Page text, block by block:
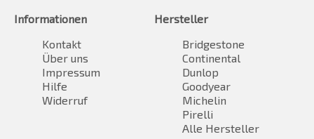
Informationen
Kontakt
Über uns
Impressum
Hilfe
Widerruf
Hersteller
Bridgestone
Continental
Dunlop
Goodyear
Michelin
Pirelli
Alle Hersteller